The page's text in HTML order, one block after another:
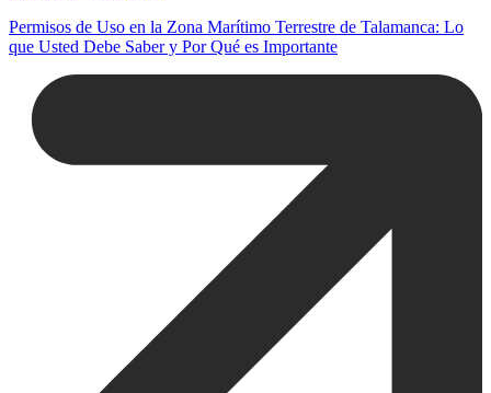
Permisos de Uso en la Zona Marítimo Terrestre de Talamanca: Lo
que Usted Debe Saber y Por Qué es Importante